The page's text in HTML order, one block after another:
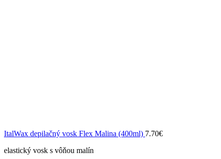
ItalWax depilačný vosk Flex Malina (400ml) 7.70€
elastický vosk s vôňou malín